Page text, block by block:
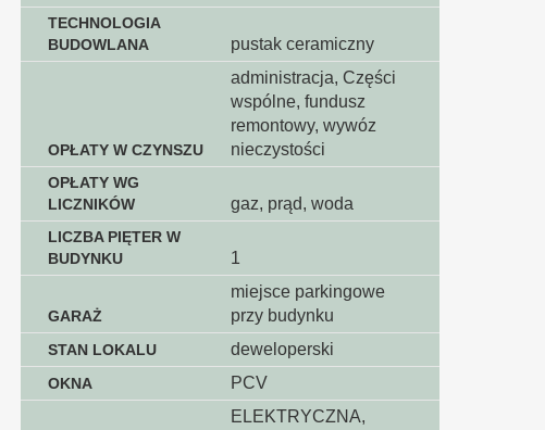
TECHNOLOGIA
BUDOWLANA
pustak ceramiczny
OPŁATY W CZYNSZU
administracja, Części
wspólne, fundusz
remontowy, wywóz
nieczystości
OPŁATY WG
LICZNIKÓW
gaz, prąd, woda
LICZBA PIĘTER W
BUDYNKU
1
GARAŻ
miejsce parkingowe
przy budynku
STAN LOKALU deweloperski
OKNA PCV
ELEKTRYCZNA,